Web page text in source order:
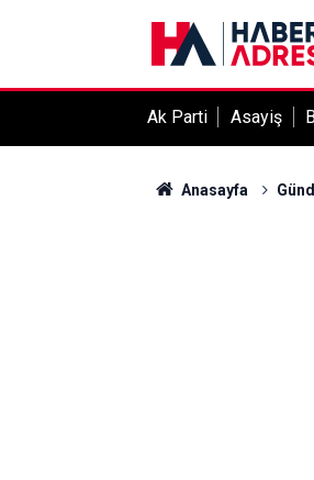
Ak Parti Asayiş
Anasayfa